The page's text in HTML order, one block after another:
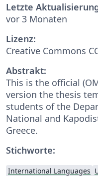
Letzte
vor 3 Monaten
Lizenz:
Creative Commons
Abstrakt:
This is the official
version the thesis
students of the
National and
Greece.
Stichworte:
International Languages